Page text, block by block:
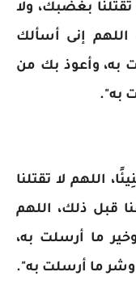
تقتلنا بغضبك، ولا
اللهم إنى أسألك
خيرها وخير ما فيها، وخير ما أرسلت به، ‏وأعوذ‎ ‎بك من
به".
اللهم لا تقتلنا
قبل ذلك، اللهم
ما أرسلت به،